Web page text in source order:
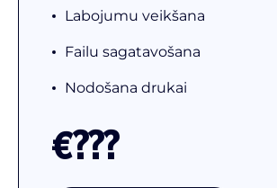
Labojumu veikšana
Failu sagatavošana
Nodošana drukai
€???